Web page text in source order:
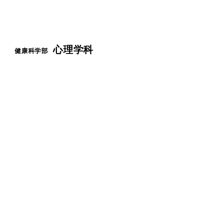
健康科学部 心理学科